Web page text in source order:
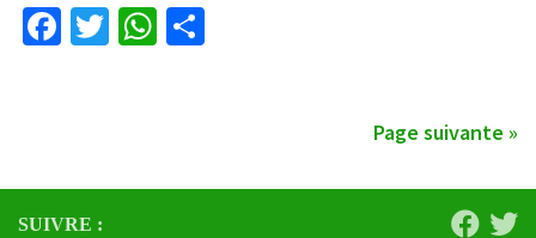
Facebook
TwitterWhatsApp
Page suivante »
SUIVRE :